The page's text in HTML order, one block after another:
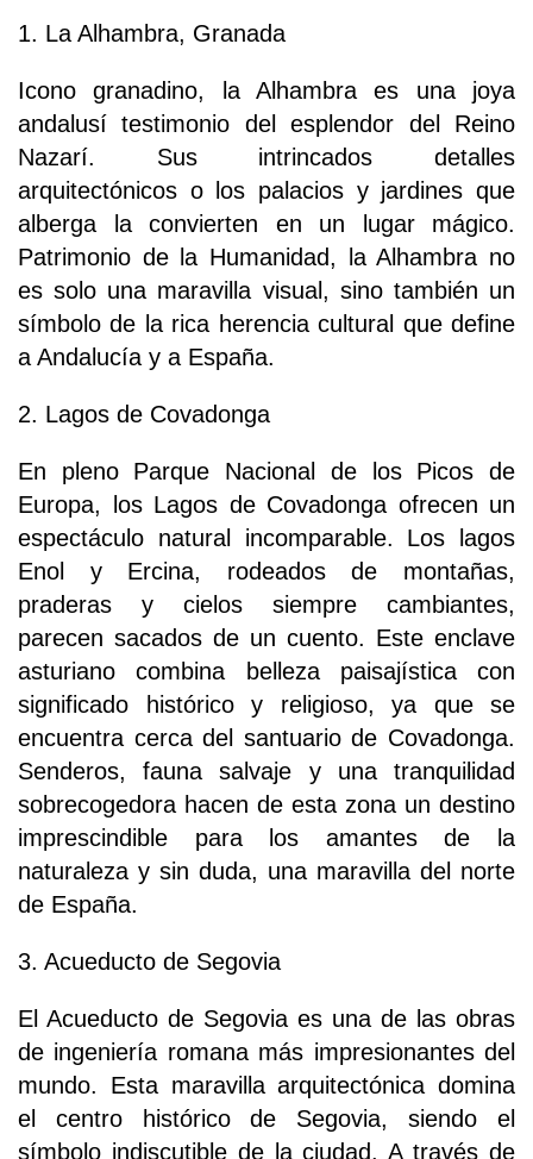
1. La Alhambra, Granada
Icono granadino, la Alhambra es una joya
andalusí testimonio del esplendor del Reino
Nazarí. Sus intrincados detalles
arquitectónicos o los palacios y jardines que
alberga la convierten en un lugar mágico.
Patrimonio de la Humanidad, la Alhambra no
es solo una maravilla visual, sino también un
símbolo de la rica herencia cultural que define
a Andalucía y a España.
2. Lagos de Covadonga
En pleno Parque Nacional de los Picos de
Europa, los Lagos de Covadonga ofrecen un
espectáculo natural incomparable. Los lagos
Enol y Ercina, rodeados de montañas,
praderas y cielos siempre cambiantes,
parecen sacados de un cuento. Este enclave
asturiano combina belleza paisajística con
significado histórico y religioso, ya que se
encuentra cerca del santuario de Covadonga.
Senderos, fauna salvaje y una tranquilidad
sobrecogedora hacen de esta zona un destino
imprescindible para los amantes de la
naturaleza y sin duda, una maravilla del norte
de España.
3. Acueducto de Segovia
El Acueducto de Segovia es una de las obras
de ingeniería romana más impresionantes del
mundo. Esta maravilla arquitectónica domina
el centro histórico de Segovia, siendo el
símbolo indiscutible de la ciudad. A través de